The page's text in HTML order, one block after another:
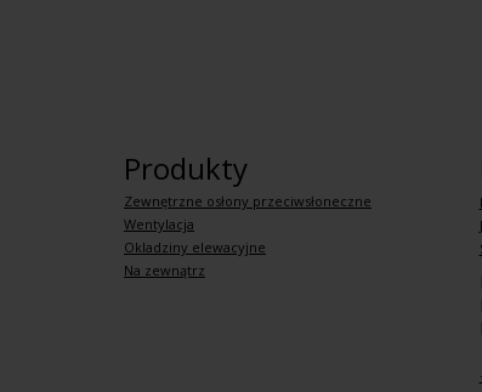
Produkty
Zewnętrzne osłony przeciwsłoneczne
Wentylacja
Okladziny elewacyjne
Na zewnątrz